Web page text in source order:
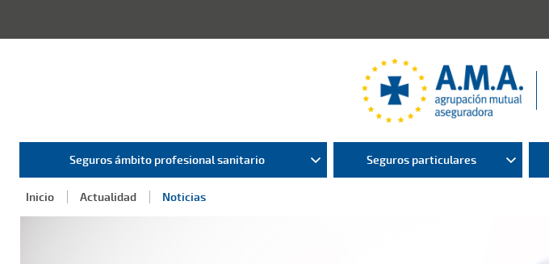
Seguros ámbito profesional sanitario Seguros particulares
Inicio Actualidad Noticias